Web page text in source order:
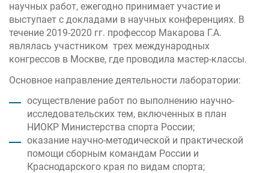
научных работ, ежегодно принимает участие и
выступает с докладами в научных конференциях. В
течение 2019-2020 гг. профессор Макарова Г.А.
являлась участником трех международных
конгрессов в Москве, где проводила мастер-классы.
Основное направление деятельности лаборатории:
осуществление работ по выполнению научно-
исследовательских тем, включенных в план
НИОКР Министерства спорта России;
оказание научно-методической и практической
помощи сборным командам России и
Краснодарского края по видам спорта;